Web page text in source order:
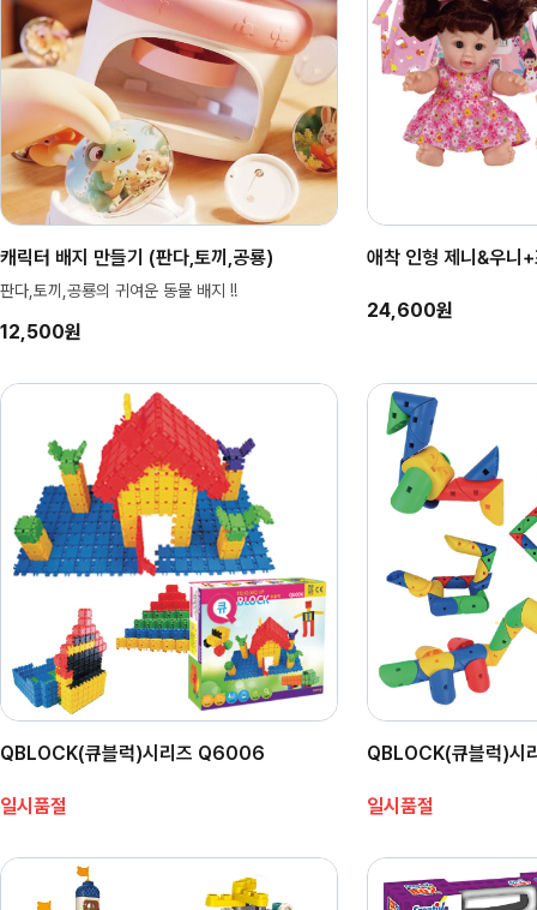
캐릭터 배지 만들기 (판다,토끼,공룡)
판다,토끼,공룡의 귀여운 동물 배지 !!
12,500원
애착 인형 제니&우니
24,600원
QBLOCK(큐블럭)시리즈 Q6006
일시품절
QBLOCK(큐블럭)
일시품절